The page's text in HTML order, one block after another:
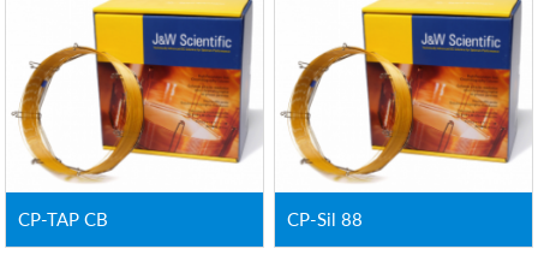
CP-TAP CB CP-Sil 88